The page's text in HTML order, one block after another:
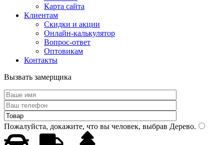
Карта сайта
Клиентам
Скидки и акции
Онлайн-калькулятор
Вопрос-ответ
Оптовикам
Контакты
Вызвать замерщика
Пожалуйста, докажите, что вы человек, выбрав Дерево.